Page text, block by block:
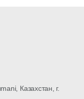
Казахстан, г.